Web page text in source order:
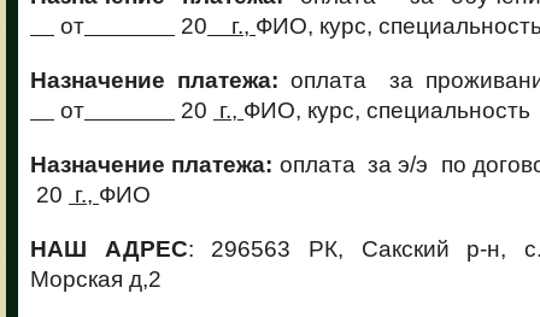
от
20 г., ФИО, курс,
Назначение платежа: оплата за
от
20 г., ФИО, курс, специальность
Назначение платежа: оплата за э/э по
20 г., ФИО
НАШ АДРЕС: 296563 РК, Сакский р-н,
Морская д,2